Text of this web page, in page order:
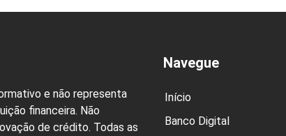
e não representa
financeira. Não
de crédito. Todas as
Navegue
Início
Banco Digital